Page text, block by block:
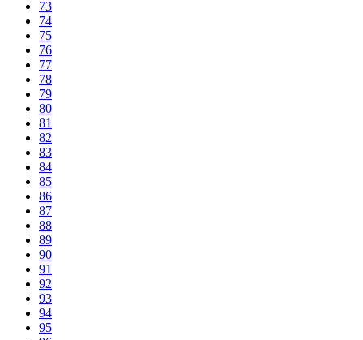
73
74
75
76
77
78
79
80
81
82
83
84
85
86
87
88
89
90
91
92
93
94
95